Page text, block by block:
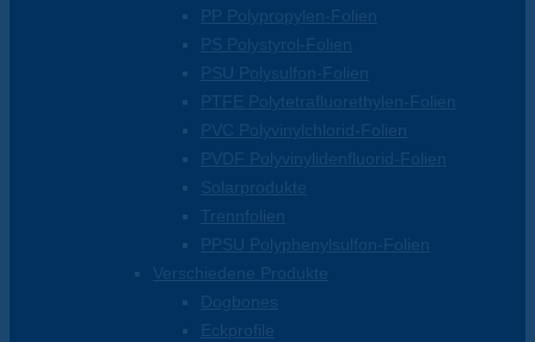
PP Polypropylen-Folien
PS Polystyrol-Folien
PSU Polysulfon-Folien
PTFE Polytetrafluorethylen-Folien
PVC Polyvinylchlorid-Folien
PVDF Polyvinylidenfluorid-Folien
Solarprodukte
Trennfolien
PPSU Polyphenylsulfon-Folien
Verschiedene Produkte
Dogbones
Eckprofile